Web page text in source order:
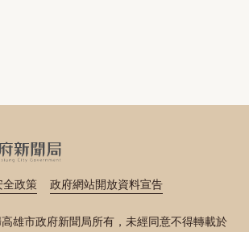
全政策 政府網站開放資料宣告
雄市政府新聞局所有，未經同意不得轉載於